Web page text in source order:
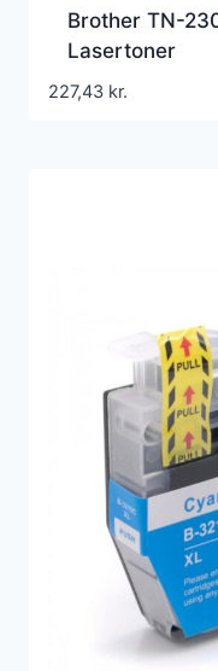
Brother TN-
Lasertoner
227,43 kr.